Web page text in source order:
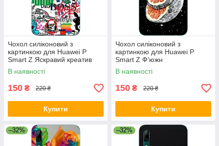
Чохол силіконовий з
картинкою для Huawei P
Smart Z Яскравий креатив
В наявності
150 ₴ 220 ₴
Купити
Чохол силіконовий з
картинкою для Huawei P
Smart Z Ф'южн
В наявності
150 ₴ 220 ₴
Купити
–32% –32%